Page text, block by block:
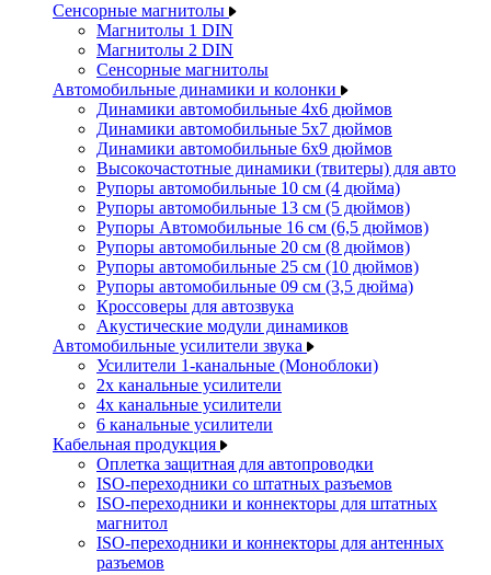
Сенсорные магнитолы
Магнитолы 1 DIN
Магнитолы 2 DIN
Сенсорные магнитолы
Автомобильные динамики и колонки
Динамики автомобильные 4x6 дюймов
Динамики автомобильные 5x7 дюймов
Динамики автомобильные 6x9 дюймов
Высокочастотные динамики (твитеры) для авто
Рупоры автомобильные 10 см (4 дюйма)
Рупоры автомобильные 13 см (5 дюймов)
Рупоры Автомобильные 16 см (6,5 дюймов)
Рупоры автомобильные 20 см (8 дюймов)
Рупоры автомобильные 25 см (10 дюймов)
Рупоры автомобильные 09 см (3,5 дюйма)
Кроссоверы для автозвука
Акустические модули динамиков
Автомобильные усилители звука
Усилители 1-канальные (Моноблоки)
2х канальные усилители
4х канальные усилители
6 канальные усилители
Кабельная продукция
Оплетка защитная для автопроводки
ISO-переходники со штатных разъемов
ISO-переходники и коннекторы для штатных
магнитол
ISO-переходники и коннекторы для антенных
разъемов